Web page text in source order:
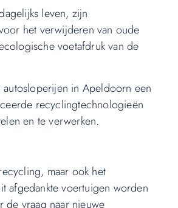
leven, zijn
het verwijderen van oude
voetafdruk van de
in Apeldoorn een
recyclingtechnologieën
en te verwerken.
maar ook het
afgedankte voertuigen worden
vraag naar nieuwe